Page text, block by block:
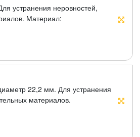
устранения неровностей,
Материал:
22,2 мм. Для устранения
материалов.
сталь, режущая кромка -